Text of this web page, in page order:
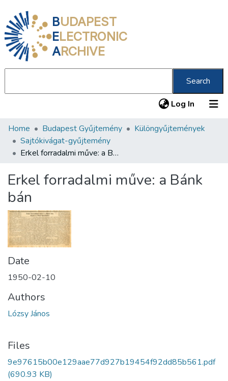
BUDAPEST
ELECTRONIC
ARCHIVE
Search
Log In (current)
Communities & Collections
All of DSpace
About us
Home Budapest Gyűjtemény
Különgyűjtemények
Sajtókivágat-gyűjtemény
Erkel forradalmi műve: a Bánk bán
Erkel forradalmi műve: a Bánk
bán
Date
1950-02-10
Authors
Lózsy János
Files
9e97615b00e129aae77d927b19454f92dd85b561.pdf
(690.93 KB)